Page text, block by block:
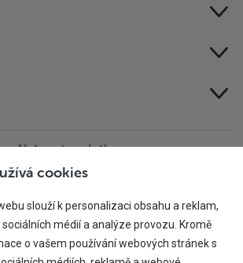
Naše autosedačky
úspěšně prošly crash testy
cookies
slouží k personalizaci obsahu a reklam,
médií a analýze provozu. Kromě
o vašem používání webových stránek s